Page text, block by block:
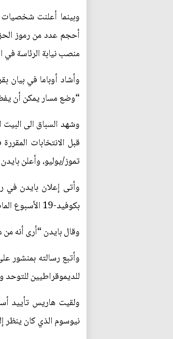
وبينما أعلنت
أحجم عدد من رموز
منصب نيابة الرئاسة في
وأشاد أوباما في بيان
“وضع مسار يمكن أن
وشهد السباق الى البيت
تموز/يوليو، وأعلن بايدن في 21 منه انسحابه، ليرضخ بذلك الى ضغط واسع من المعسكر
وأتى إعلان بايدن في
بكوفيد-19 الأسبوع الماضي، وعزل نفسه في منزله الخاص بولاية ديلاوير في جنوب البلاد.
وقال بايدن “أرى أنه
وأتبع رسالته بمنشور
للديموقراطيين
ولقيت هاريس تأييد
نيوسوم الذي كان ينظر